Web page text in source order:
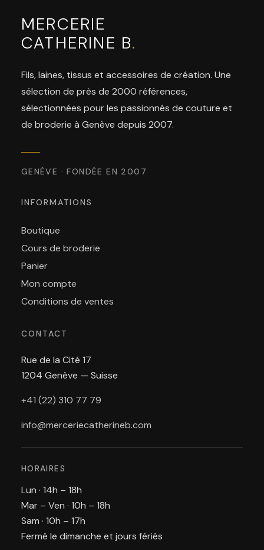
MERCERIE
CATHERINE B.
Fils, laines, tissus et accessoires de création. Une
sélection de près de 2000 références,
sélectionnées pour les passionnés de couture et
de broderie à Genève depuis 2007.
GENÈVE · FONDÉE EN 2007
INFORMATIONS
Boutique
Cours de broderie
Panier
Mon compte
Conditions de ventes
CONTACT
Rue de la Cité 17
1204 Genève — Suisse
+41 (22) 310 77 79
info@merceriecatherineb.com
HORAIRES
Lun · 14h – 18h
Mar – Ven · 10h – 18h
Sam · 10h – 17h
Fermé le dimanche et jours fériés